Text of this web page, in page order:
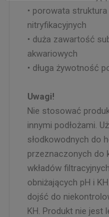
• porowata
nitryfikacyjnych
• duża zawartość
akwariowych
• długa żywotność
Uwagi!
Nie stosować
innymi podłożami.
słodkowodnych do
przeznaczonych do
wkładów
obniżających pH i KH
dojść do
KH. Produkt nie jest